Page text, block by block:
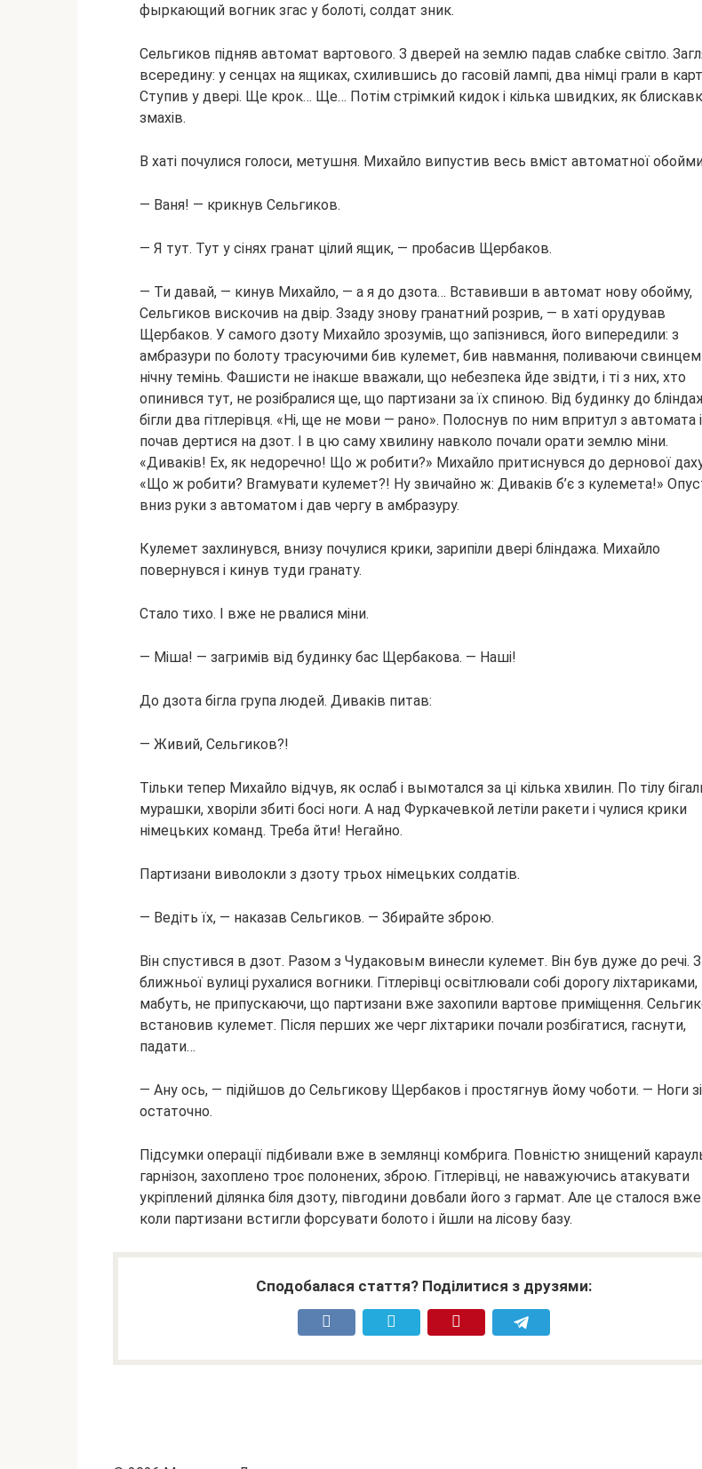
фыркающий вогник згас у болоті, солдат зник.
Сельгиков підняв автомат вартового. З дверей на землю падав слабке світло.
всередину: у сенцах на ящиках, схилившись до гасовій лампі, два німці грали в
Ступив у двері. Ще крок… Ще… Потім стрімкий кидок і кілька швидких, як
змахів.
В хаті почулися голоси, метушня. Михайло випустив весь вміст автоматної
— Ваня! — крикнув Сельгиков.
— Я тут. Тут у сінях гранат цілий ящик, — пробасив Щербаков.
— Ти давай, — кинув Михайло, — а я до дзота… Вставивши в автомат нову обойму,
Сельгиков вискочив на двір. Ззаду знову гранатний розрив, — в хаті орудував
Щербаков. У самого дзоту Михайло зрозумів, що запізнився, його випередили: з
амбразури по болоту трасуючими бив кулемет, бив навмання, поливаючи свинцем
нічну темінь. Фашисти не інакше вважали, що небезпека йде звідти, і ті з них, хто
опинився тут, не розібралися ще, що партизани за їх спиною. Від будинку до
бігли два гітлерівця. «Ні, ще не мови — рано». Полоснув по ним впритул з автомата і
почав дертися на дзот. І в цю саму хвилину навколо почали орати землю міни.
«Диваків! Ех, як недоречно! Що ж робити?» Михайло притиснувся до дернової
«Що ж робити? Вгамувати кулемет?! Ну звичайно ж: Диваків б’є з кулемета!»
вниз руки з автоматом і дав чергу в амбразуру.
Кулемет захлинувся, внизу почулися крики, зарипіли двері бліндажа. Михайло
повернувся і кинув туди гранату.
Стало тихо. І вже не рвалися міни.
— Міша! — загримів від будинку бас Щербакова. — Наші!
До дзота бігла група людей. Диваків питав:
— Живий, Сельгиков?!
Тільки тепер Михайло відчув, як ослаб і вымотался за ці кілька хвилин. По тілу
мурашки, хворіли збиті босі ноги. А над Фуркачевкой летіли ракети і чулися крики
німецьких команд. Треба йти! Негайно.
Партизани виволокли з дзоту трьох німецьких солдатів.
— Ведіть їх, — наказав Сельгиков. — Збирайте зброю.
Він спустився в дзот. Разом з Чудаковым винесли кулемет. Він був дуже до речі. З
ближньої вулиці рухалися вогники. Гітлерівці освітлювали собі дорогу ліхтариками,
мабуть, не припускаючи, що партизани вже захопили вартове приміщення.
встановив кулемет. Після перших же черг ліхтарики почали розбігатися, гаснути,
падати…
— Ану ось, — підійшов до Сельгикову Щербаков і простягнув йому чоботи. — Ноги
остаточно.
Підсумки операції підбивали вже в землянці комбрига. Повністю знищений
гарнізон, захоплено троє полонених, зброю. Гітлерівці, не наважуючись атакувати
укріплений ділянка біля дзоту, півгодини довбали його з гармат. Але це сталося вже
коли партизани встигли форсувати болото і йшли на лісову базу.
Сподобалася стаття? Поділитися з друзями: